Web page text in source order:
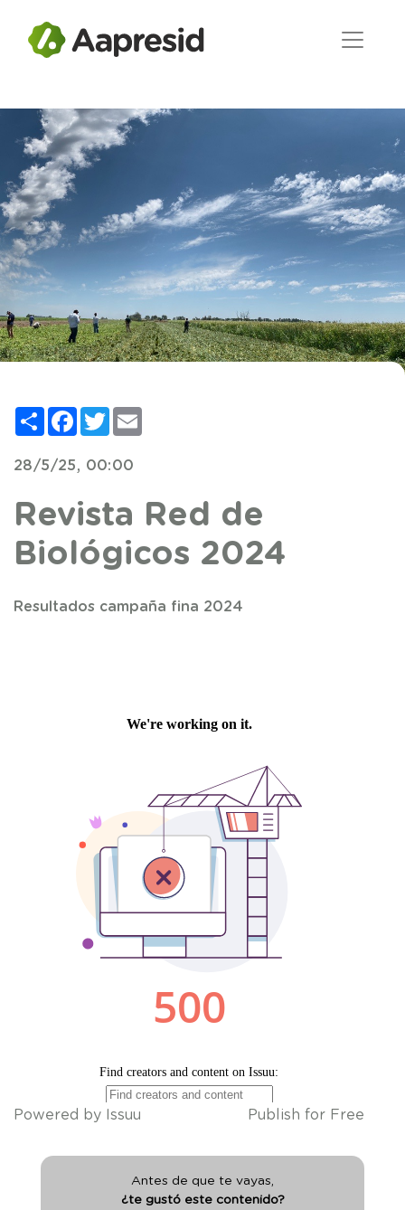
Compartir
Facebook
Twitter
28/5/25, 00:00
Revista Red de
Biológicos 2024
Resultados campaña fina 2024
Powered by Issuu Publish for Free
Antes de que te vayas,
¿te gustó este contenido?